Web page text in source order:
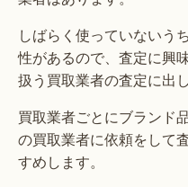
しばらく使っていないう
性があるので、査定に興
扱う買取業者の査定に出
買取業者ごとにブランド
の買取業者に依頼をして
すめします。